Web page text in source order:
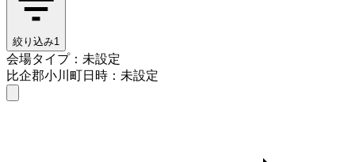
絞り込み1
会場タイプ：未設定
比企郡小川町日時：未設定